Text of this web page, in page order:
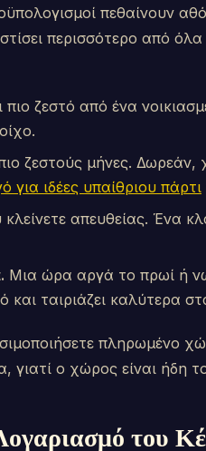
πεθαίνουν
περισσότερο από
πιο ζεστό από ένα
ζεστούς μήνες. Δωρεάν,
για ιδέες υπαίθριου πάρτι
κλείνετε απευθείας. Ένα
Μια ώρα αργά το πρωί ή
και ταιριάζει καλύτερα
πληρωμένο
γιατί ο χώρος είναι ήδη
του